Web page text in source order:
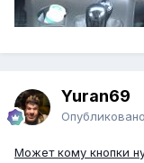
Yuran69
Опубликовано
Может кому кнопки